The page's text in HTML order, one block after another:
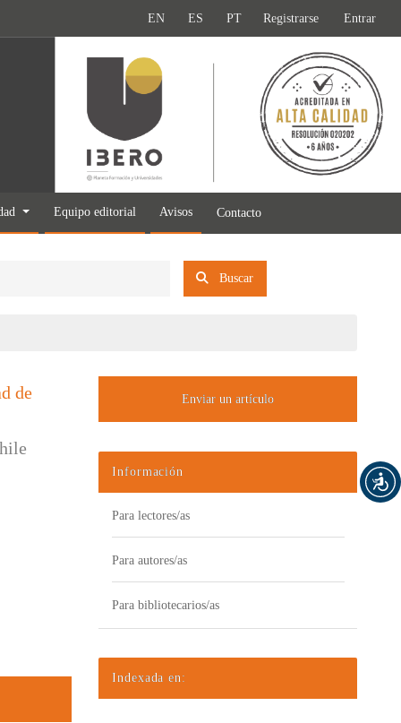
EN ES PT Registrarse Entrar
Equipo editorial Avisos Contacto
Buscar
de
Enviar un artículo
Información
Para lectores/as
Para autores/as
Para bibliotecarios/as
Indexada en: